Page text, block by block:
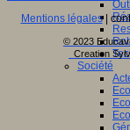
Société
Mentions légales|
© 2023
Creation